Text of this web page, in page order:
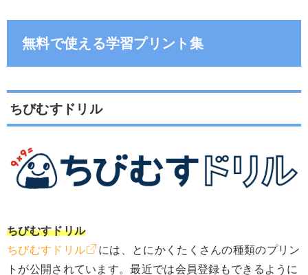
無料で使える学習プリント集
ちびむすドリル
ちびむすドリル
ちびむすドリル
には、とにかくたくさんの種類のプリン
トが公開されています。最近では会員登録もできるように